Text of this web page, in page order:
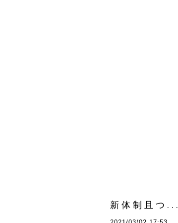
新体制且つ...